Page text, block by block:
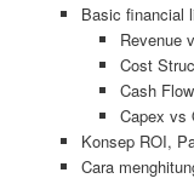
Basic financial
Revenue
Cost
Cash Flow
Capex vs
Konsep ROI,
Cara